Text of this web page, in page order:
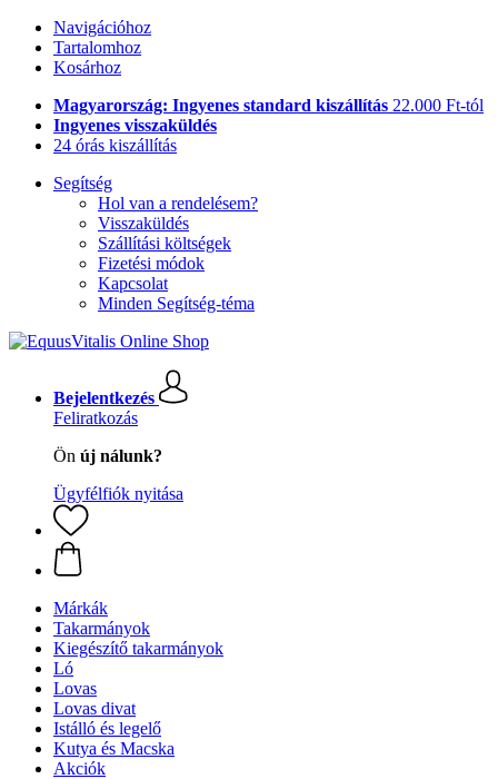
Navigációhoz
Tartalomhoz
Kosárhoz
Magyarország: Ingyenes standard kiszállítás 22.000 Ft-tól
Ingyenes visszaküldés
24 órás kiszállítás
Segítség
Hol van a rendelésem?
Visszaküldés
Szállítási költségek
Fizetési módok
Kapcsolat
Minden Segítség-téma
Bejelentkezés
Feliratkozás
Ön új nálunk?
Ügyfélfiók nyitása
Márkák
Takarmányok
Kiegészítő takarmányok
Ló
Lovas
Lovas divat
Istálló és legelő
Kutya és Macska
Akciók